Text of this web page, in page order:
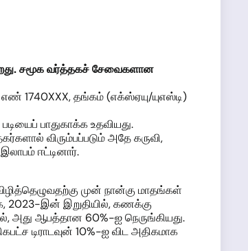
.சமூக வர்த்தகச்சேவைகளான
1740XXX, தங்கம் (எக்ஸ்ஏயு/யுஎஸ்டி)
பாதுகாக்க உதவியது.
விரும்பப்படும் அதே கருவி,
ஈட்டினார்.
முன் நான்கு மாதங்கள்
2023-இன் இறுதியில், கணக்கு
அது ஆபத்தான 60%-ஐ நெருங்கியது.
டிராடவுன் 10%-ஐ விட அதிகமாக